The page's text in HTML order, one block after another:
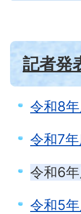
記者発
令和8
令和7
令和6
令和5